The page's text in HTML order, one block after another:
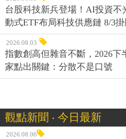
台股科技新兵登場！AI投資不
動式ETF布局科技供應鏈 8/3
2026.08.03
指數創高但雜音不斷，2026
家點出關鍵：分散不是口號
觀點新聞 ‧ 今日最新
2026.08.06